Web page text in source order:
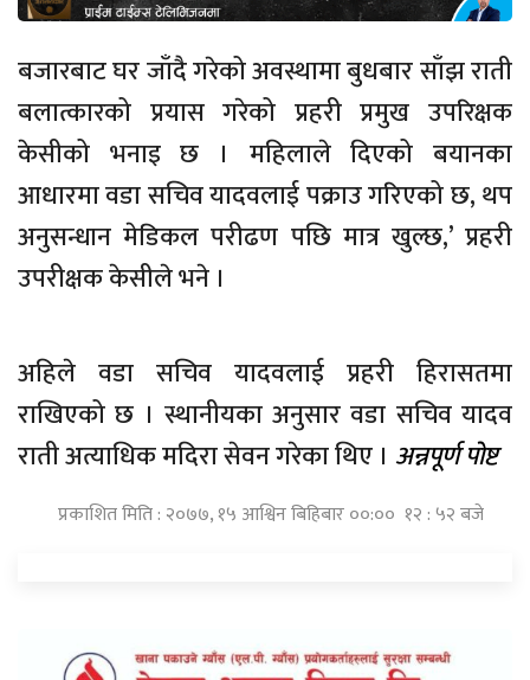
बजारबाट घर जाँदै गरेको अवस्थामा बुधबार साँझ राती
बलात्कारको प्रयास गरेको प्रहरी प्रमुख उपरिक्षक
केसीको भनाइ छ । महिलाले दिएको बयानका
आधारमा वडा सचिव यादवलाई पक्राउ गरिएको छ, थप
अनुसन्धान मेडिकल परीढण पछि मात्र खुल्छ,’ प्रहरी
उपरीक्षक केसीले भने ।
अहिले वडा सचिव यादवलाई प्रहरी हिरासतमा
राखिएको छ । स्थानीयका अनुसार वडा सचिव यादव
राती अत्याधिक मदिरा सेवन गरेका थिए । अन्नपूर्ण पोष्ट
प्रकाशित मिति : २०७७, १५ आश्विन बिहिबार ००:०० १२ : ५२ बजे